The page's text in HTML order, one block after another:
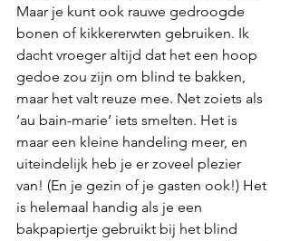
Maar je kunt ook rauwe gedroogde
bonen of kikkererwten gebruiken. Ik
dacht vroeger altijd dat het een hoop
gedoe zou zijn om blind te bakken,
maar het valt reuze mee. Net zoiets als
‘au bain-marie’ iets smelten. Het is
maar een kleine handeling meer, en
uiteindelijk heb je er zoveel plezier
van! (En je gezin of je gasten ook!) Het
is helemaal handig als je een
bakpapiertje gebruikt bij het blind